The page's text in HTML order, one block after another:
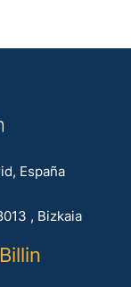
España
, Bizkaia